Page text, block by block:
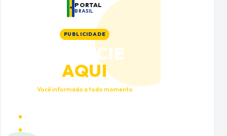
PORTAL
BRASIL
PUBLICIDADE
ANUNCIE
AQUI
Você informado a todo momento